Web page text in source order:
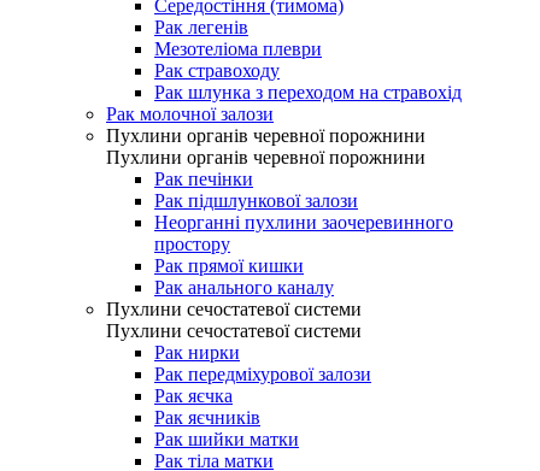
Середостіння (тимома)
Рак легенів
Мезотеліома плеври
Рак стравоходу
Рак шлунка з переходом на стравохід
Рак молочної залози
Пухлини органів черевної порожнини
Пухлини органів черевної порожнини
Рак печінки
Рак підшлункової залози
Неорганні пухлини заочеревинного
простору
Рак прямої кишки
Рак анального каналу
Пухлини сечостатевої системи
Пухлини сечостатевої системи
Рак нирки
Рак передміхурової залози
Рак яєчка
Рак яєчників
Рак шийки матки
Рак тіла матки